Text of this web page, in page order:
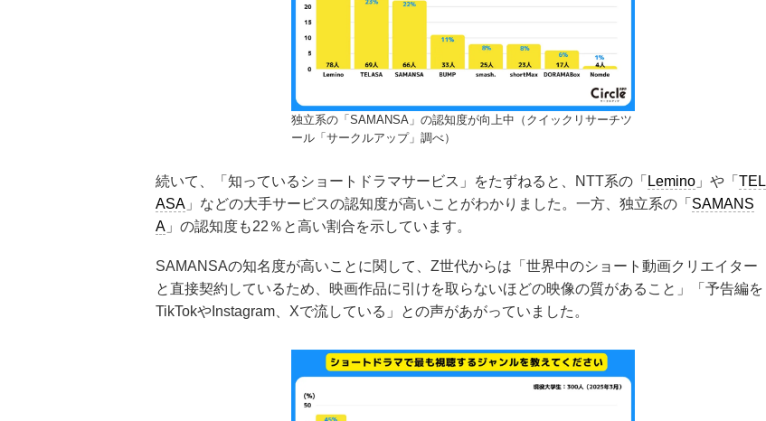
独立系の「SAMANSA」の認知度が向上中（クイックリサーチツ
ール「サークルアップ」調べ）
続いて、「知っているショートドラマサービス」をたずねると、NTT系の「 Lemino 」や「 TEL
ASA 」などの大手サービスの認知度が高いことがわかりました。一方、独立系の「 SAMANS
A 」の認知度も22％と高い割合を示しています。
SAMANSAの知名度が高いことに関して、Z世代からは「世界中のショート動画クリエイター
と直接契約しているため、映画作品に引けを取らないほどの映像の質があること」「予告編を
TikTokやInstagram、Xで流している」との声があがっていました。